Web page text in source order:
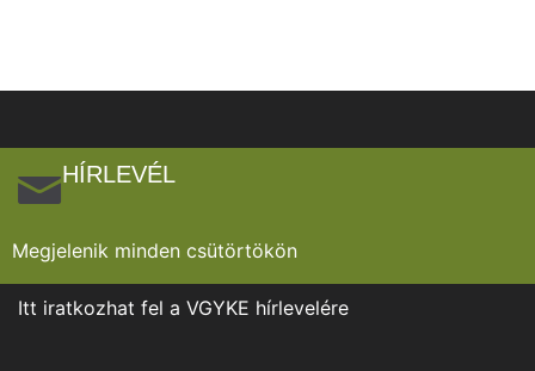
HÍRLEVÉL
Megjelenik minden csütörtökön
Itt iratkozhat fel a VGYKE hírlevelére